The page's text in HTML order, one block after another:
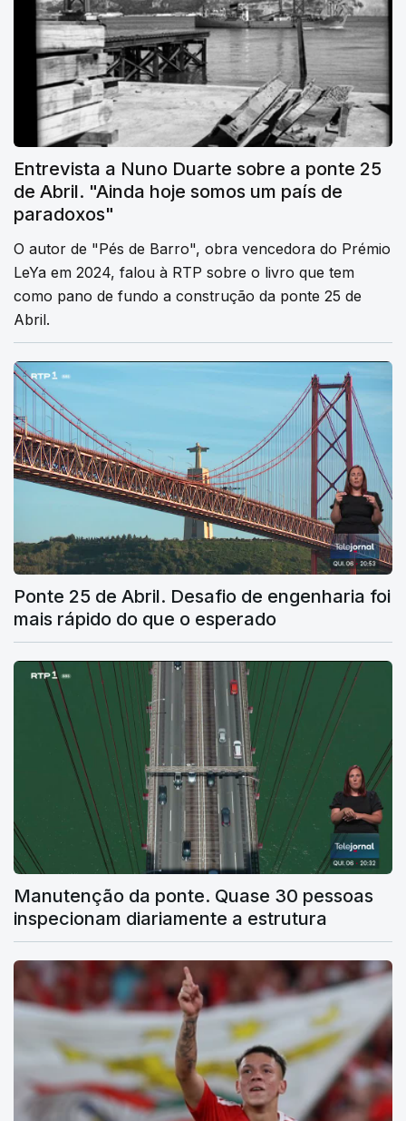
Entrevista a Nuno Duarte sobre a ponte 25
de Abril. "Ainda hoje somos um país de
paradoxos"
O autor de "Pés de Barro", obra vencedora do Prémio
LeYa em 2024, falou à RTP sobre o livro que tem
como pano de fundo a construção da ponte 25 de
Abril.
Ponte 25 de Abril. Desafio de engenharia foi
mais rápido do que o esperado
Manutenção da ponte. Quase 30 pessoas
inspecionam diariamente a estrutura